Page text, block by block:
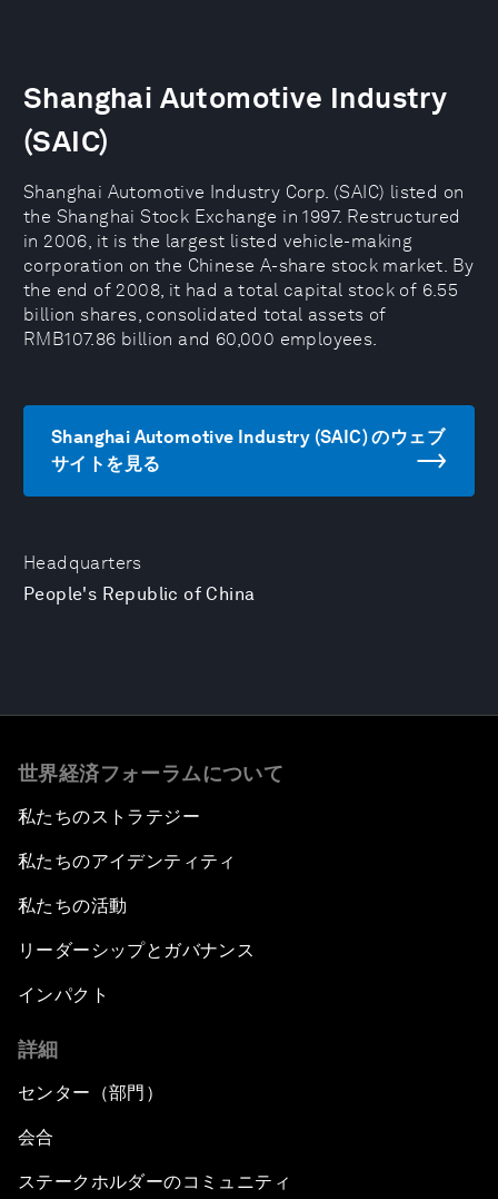
Headquarters
People's Republic of China
Shanghai Automotive Industry
(SAIC)
Shanghai Automotive Industry Corp. (SAIC) listed on
the Shanghai Stock Exchange in 1997. Restructured
in 2006, it is the largest listed vehicle-making
corporation on the Chinese A-share stock market. By
the end of 2008, it had a total capital stock of 6.55
billion shares, consolidated total assets of
RMB107.86 billion and 60,000 employees.
Shanghai Automotive Industry (SAIC) のウェブ
サイトを見る
世界経済フォーラムについて
私たちのストラテジー
私たちのアイデンティティ
私たちの活動
リーダーシップとガバナンス
インパクト
詳細
センター（部門）
会合
ステークホルダーのコミュニティ